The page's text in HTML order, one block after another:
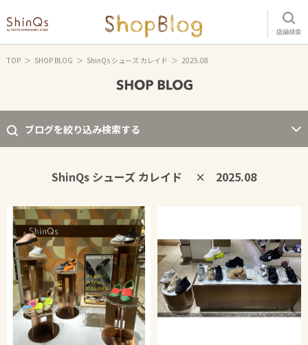
店舗検索
TOP SHOP BLOG ShinQs シューズ カレイド 2025.08
ブログを絞り込み検索する
ShinQs シューズ カレイド × 2025.08